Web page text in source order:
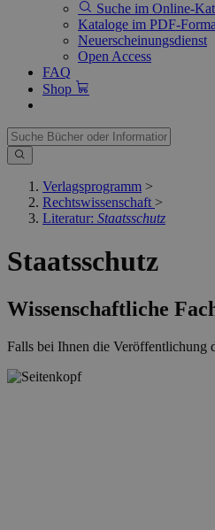
Suche im Online-
Kataloge im PDF-
Neuerscheinungsdienst
Open Access
FAQ
Shop
Verlagsprogramm >
Rechtswissenschaft >
Literatur: Staatsschutz
Staatsschutz
Wissenschaftliche
Falls bei Ihnen die Veröffentlichung